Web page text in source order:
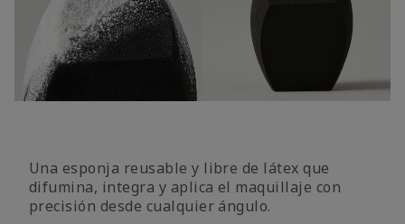
Una esponja reusable y libre de látex que
difumina, integra y aplica el maquillaje con
precisión desde cualquier ángulo.